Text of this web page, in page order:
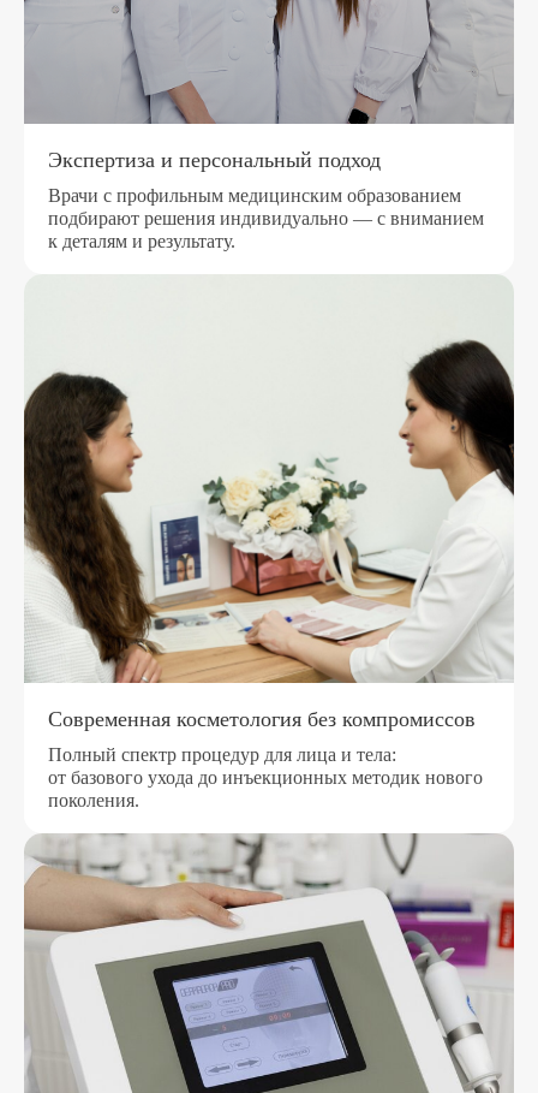
Экспертиза и персональный подход
Врачи с профильным медицинским образованием
подбирают решения индивидуально — с вниманием
к деталям и результату.
Современная косметология без компромиссов
Полный спектр процедур для лица и тела:
от базового ухода до инъекционных методик нового
поколения.